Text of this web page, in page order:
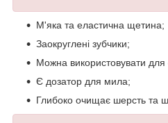
М'яка та еластична щетина;
Заокруглені зубчики;
Можна використовувати для
Є дозатор для мила;
Глибоко очищає шерсть та